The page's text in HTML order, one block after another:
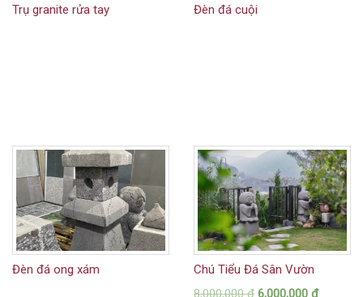
Trụ granite rửa tay Đèn đá cuội
Đèn đá ong xám
Chú Tiểu Đá Sân Vườn
8,000,000₫ 6,000,000 ₫